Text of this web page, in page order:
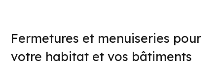
Fermetures et menuiseries pour
votre habitat et vos bâtiments